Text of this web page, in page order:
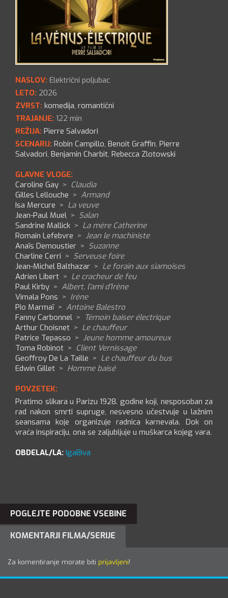
NASLOV: Električni poljubac
LETO: 2026
ZVRST: komedija, romantični
TRAJANJE: 122 min
REŽIJA: Pierre Salvadori
SCENARIJ: Robin Campillo, Benoît Graffin, Pierre
Salvadori, Benjamin Charbit, Rebecca Zlotowski
GLAVNE VLOGE:
Caroline Gay > Claudia
Gilles Lellouche > Armand
Isa Mercure > La veuve
Jean-Paul Muel > Salan
Sandrine Mallick > La mère Catherine
Romain Lefebvre > Jean le machiniste
Anaïs Demoustier > Suzanne
Charline Cerri > Serveuse foire
Jean-Michel Balthazar > Le forain aux siamoises
Adrien Libert > Le cracheur de feu
Paul Kirby > Albert, l'ami d'Irène
Vimala Pons > Irène
Pio Marmaï> Antoine Balestro
Fanny Carbonnel > Témoin baiser électrique
Arthur Choisnet > Le chauffeur
Patrice Tepasso > Jeune homme amoureux
Toma Robinot > Client Vernissage
Geoffroy De La Taille > Le chauffeur du bus
Edwin Gillet > Homme baisé
POVZETEK:
Pratimo slikara u Parizu 1928. godine koji, nesposoban za
rad nakon smrti supruge, nesvesno učestvuje u lažnim
seansama koje organizuje radnica karnevala. Dok on
vraća inspiraciju, ona se zaljubljuje u muškarca kojeg vara.
OBDELAL/LA: IgaBiva
POGLEJTE PODOBNE VSEBINE
KOMENTARJI FILMA/SERIJE
Za komentiranje morate biti prijavljeni!